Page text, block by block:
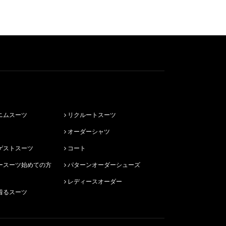
ムスーツ
ストスーツ
るスーツ
リクルートスーツ
オーダーシャツ
コート
パターンオーダーシューズ
レディースオーダー